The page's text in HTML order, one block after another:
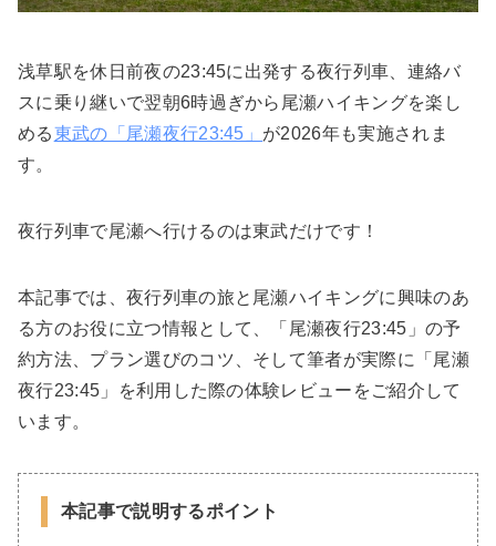
浅草駅を休日前夜の23:45に出発する夜行列車、連絡バ
スに乗り継いで翌朝6時過ぎから尾瀬ハイキングを楽し
める東武の「尾瀬夜行23:45」 が2026年も実施されま
す。
夜行列車で尾瀬へ行けるのは東武だけです！
本記事では、夜行列車の旅と尾瀬ハイキングに興味のあ
る方のお役に立つ情報として、「尾瀬夜行23:45」の予
約方法、プラン選びのコツ、そして筆者が実際に「尾瀬
夜行23:45」を利用した際の体験レビューをご紹介して
います。
本記事で説明するポイント